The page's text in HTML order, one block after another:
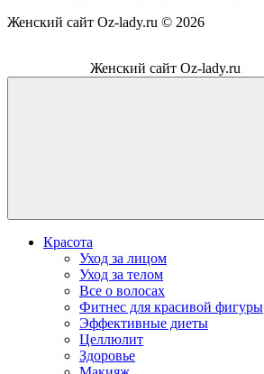
Женский сайт Oz-lady.ru © 2026
Женский сайт Oz-lady.ru
Красота
Уход за лицом
Уход за телом
Все о волосах
Фитнес для красивой фигуры
Эффективные диеты
Целлюлит
Здоровье